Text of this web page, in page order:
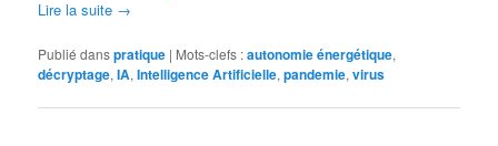
Lire la suite →
Publié danspratique | Mots-clefs :autonomie énergétique,
décryptage,IA,Intelligence Artificielle,pandemie,virus